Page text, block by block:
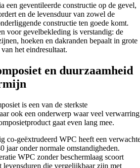
een geventileerde constructie op de gevel,
en de levensduur van zowel de
constructie ten goede komt.
voor gevelbekleding is verstandig: de
hoeken en dakranden bepaalt in grote
het eindresultaat.
en duurzaamheid
is een van de sterkste
ook een onderwerp waar veel verwarring
gaat even lang mee.
co-geëxtrudeerd WPC heeft een
jaar onder normale omstandigheden.
WPC zonder beschermlaag scoort
levensduren die vergelijkbaar zijn met